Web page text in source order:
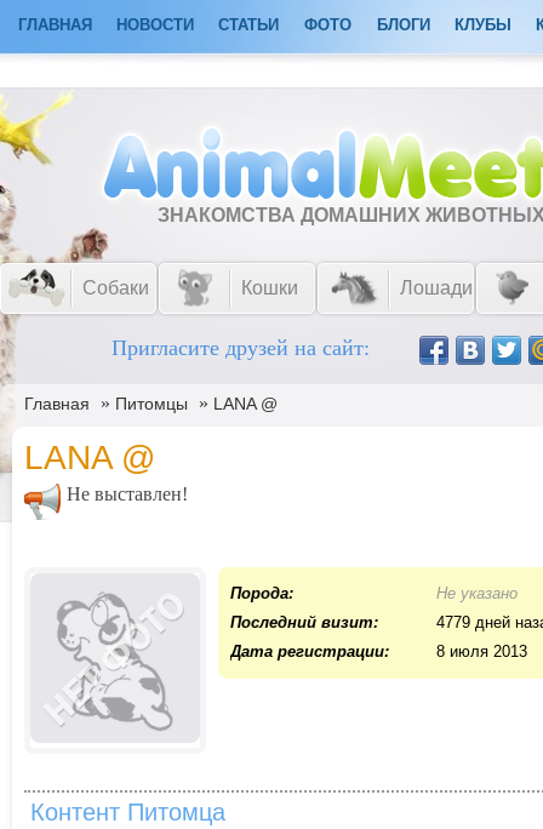
ГЛАВНАЯ НОВОСТИ СТАТЬИ ФОТО БЛОГИ КЛУБЫ
ЗНАКОМСТВА ДОМАШНИХ
Собаки Кошки Лошади
Пригласите друзей на сайт:
Главная » Питомцы » LANA @
LANA @
Не выставлен!
Порода:
Не указано
Последний визит:
4779 дней
Дата регистрации:
8 июля 2013
Контент Питомца